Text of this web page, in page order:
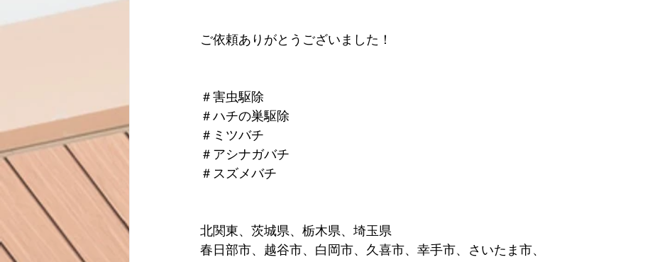
ご依頼ありがとうございました！
＃害虫駆除
＃ハチの巣駆除
＃ミツバチ
＃アシナガバチ
＃スズメバチ
北関東、茨城県、栃木県、埼玉県
春日部市、越谷市、白岡市、久喜市、幸手市、さいたま市、